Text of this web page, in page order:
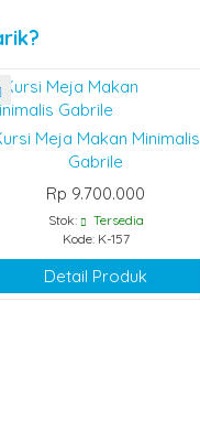
Meja Makan Minimalis
Gabrile
Rp 9.700.000
Stok:
Tersedia
Kode: K-157
Detail Produk